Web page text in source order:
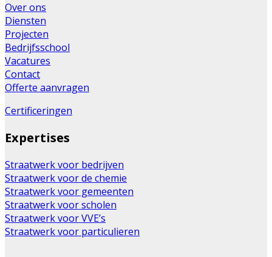
Over ons
Diensten
Projecten
Bedrijfsschool
Vacatures
Contact
Offerte aanvragen
Certificeringen
Expertises
Straatwerk voor bedrijven
Straatwerk voor de chemie
Straatwerk voor gemeenten
Straatwerk voor scholen
Straatwerk voor VVE’s
Straatwerk voor particulieren